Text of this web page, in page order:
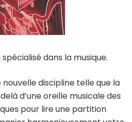
dans la musique.
nouvelle discipline telle que la
d’une oreille musicale des
pour lire une partition